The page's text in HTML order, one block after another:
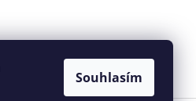
Souhlasím